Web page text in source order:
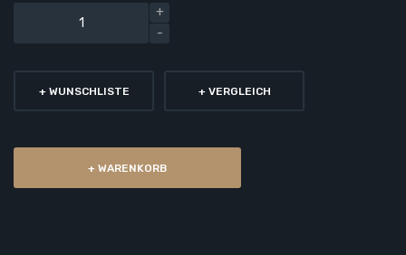
+ WUNSCHLISTE + VERGLEICH
+ WARENKORB